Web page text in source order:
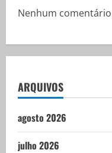
Nenhum
ARQUIVOS
agosto 2026
julho 2026